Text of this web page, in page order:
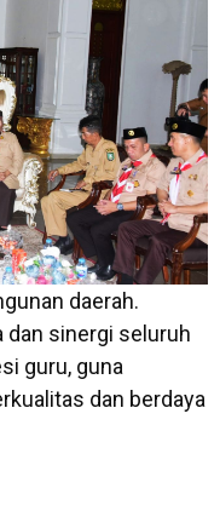
daerah.
dan sinergi seluruh
guru, guna
dan berdaya